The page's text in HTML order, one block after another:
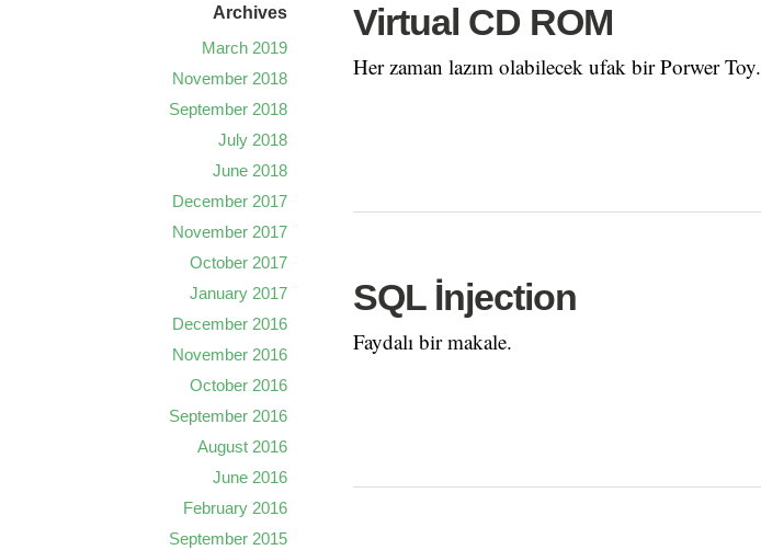
Virtual CD ROM
Her zaman lazım olabilecek ufak bir Porwer Toy.
SQL İnjection
Faydalı bir makale.
Archives
March 2019
November 2018
September 2018
July 2018
June 2018
December 2017
November 2017
October 2017
January 2017
December 2016
November 2016
October 2016
September 2016
August 2016
June 2016
February 2016
September 2015